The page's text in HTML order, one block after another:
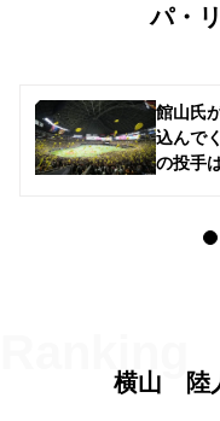
パ・
館山氏
込んで
の投手
横山 陸